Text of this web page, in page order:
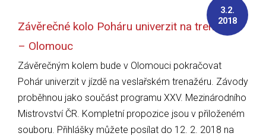
3.2.
2018
Závěrečné kolo Poháru univerzit na trenažéru
– Olomouc
Závěrečným kolem bude v Olomouci pokračovat
Pohár univerzit v jízdě na veslařském trenažéru. Závody
proběhnou jako součást programu XXV. Mezinárodního
Mistrovství ČR. Kompletní propozice jsou v přiloženém
souboru. Přihlášky můžete posílat do 12. 2. 2018 na